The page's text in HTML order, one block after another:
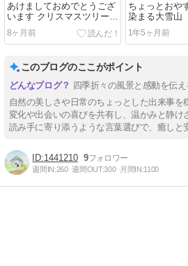
あけましておめでとうござ
います クリスマスツリーの
8ヶ月前
ちょっとおや
染まる大雪山
1年5ヶ月前
このブログのここがポイント
四季折々の風景と感動を伝え
自然の美しさや日常のちょっとした出来事を
変化や出会いの喜びを共有し、温かみと静け
読み手に寄り添うような言葉選びで、癒しと
1441210 9
週間IN:260 週間OUT:300 月間IN:1100